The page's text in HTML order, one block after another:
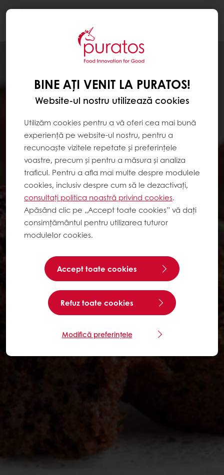
BINE AȚI VENIT LA PURATOS!
Website-ul nostru utilizează cookies
Utilizăm cookies pentru a vă oferi cea mai bună
experiență pe website-ul nostru, pentru a
recunoaște vizitele repetate și preferințele
voastre, precum și pentru a măsura și analiza
traficul. Pentru a afla mai multe despre modulele
cookies, inclusiv despre cum să le dezactivați,
consultați politica noastră privind cookies.
Apăsând clic pe „Accept toate cookies” vă dați
consimțământul pentru utilizarea tuturor
modulelor cookies.
Accept toate cookies
Refuz toate cookies
Modifică preferințele